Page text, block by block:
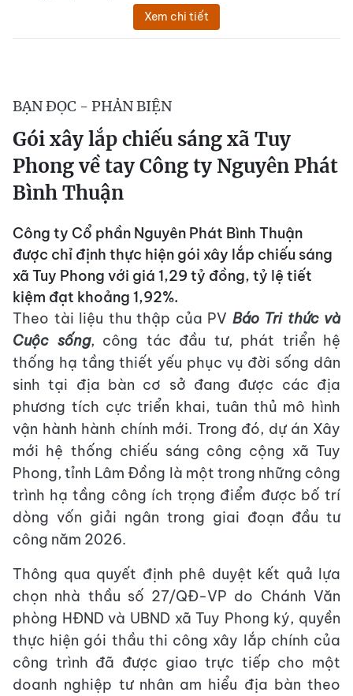
Xem chi tiết
BẠN ĐỌC - PHẢN BIỆN
Gói xây lắp chiếu sáng xã Tuy
Phong về tay Công ty Nguyên Phát
Bình Thuận
Công ty Cổ phần Nguyên Phát Bình Thuận
được chỉ định thực hiện gói xây lắp chiếu sáng
xã Tuy Phong với giá 1,29 tỷ đồng, tỷ lệ tiết
kiệm đạt khoảng 1,92%.
Theo tài liệu thu thập của PV Báo Tri thức và
Cuộc sống, công tác đầu tư, phát triển hệ
thống hạ tầng thiết yếu phục vụ đời sống dân
sinh tại địa bàn cơ sở đang được các địa
phương tích cực triển khai, tuân thủ mô hình
vận hành hành chính mới. Trong đó, dự án Xây
mới hệ thống chiếu sáng công cộng xã Tuy
Phong, tỉnh Lâm Đồng là một trong những công
trình hạ tầng công ích trọng điểm được bố trí
dòng vốn giải ngân trong giai đoạn đầu tư
công năm 2026.
Thông qua quyết định phê duyệt kết quả lựa
chọn nhà thầu số 27/QĐ-VP do Chánh Văn
phòng HĐND và UBND xã Tuy Phong ký, quyền
thực hiện gói thầu thi công xây lắp chính của
công trình đã được giao trực tiếp cho một
doanh nghiệp tư nhân am hiểu địa bàn theo